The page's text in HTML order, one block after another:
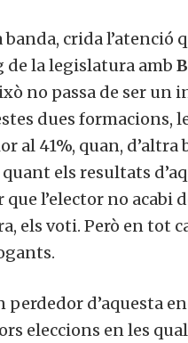
banda, crida l’atenció
de la legislatura amb
no passa de ser un
dues
al 41%, quan,
els resultats
que l’elector no acabi
els voti. Però en tot
perdedor d’aquesta
eleccions en les